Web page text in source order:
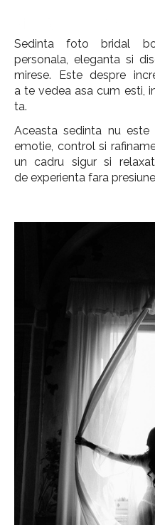
Sedinta foto bridal
personala, eleganta si
mirese. Este despre
a te vedea asa cum esti,
ta.
Aceasta sedinta nu este
emotie, control si
un cadru sigur si
de experienta fara